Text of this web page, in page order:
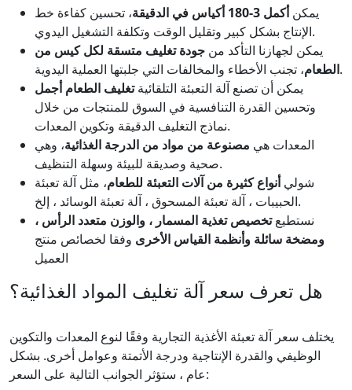
يمكنأكمل 3-180 أكياس في الدقيقة
، تحسين كفاءة خط
الإنتاج بشكل كبير وتقليل الوقت وتكلفة التشغيل اليدوي.
يمكن لجهازنا التأكد من جودة تغليف متسقة لكل كيس من
الطعام، تجنب الأخطاء والمخالفات التي جلبتها العملية اليدوية.
يمكن أن تصنع آلة التعبئة التلقائيةتغليف الطعام أجمل
وتحسين القدرة التنافسية في السوق للمنتجات من خلال
نماذج التغليف الدقيقة وتكوين المعدات.
المعدات هي مصنوعة من مواد من الدرجة الغذائية، وهي
صحية وصديقة للبيئة وسهلة التنظيف.
شوليأنواع كثيرة من آلات التعبئة للطعام، مثل آلة تعبئة
الحبيبات ، آلة تعبئة المسحوق ، آلة تعبئة الوسائد ، إلخ.
نستطيعتخصيص تغذية المسمار ، والوزن متعدد الرأس ،
ومضخة سائلة وأنظمة القياس الأخرى وفقا لخصائص منتج
العميل
هل تعرف سعر آلة تغليف المواد الغذائية؟
يختلف سعر آلة تعبئة الأغذية التجارية وفقًا لنوع المعدات والتكوين
الوظيفي والقدرة الإنتاجية ودرجة الأتمتة وعوامل أخرى. بشكل
عام ، ستؤثر الجوانب التالية على السعر: